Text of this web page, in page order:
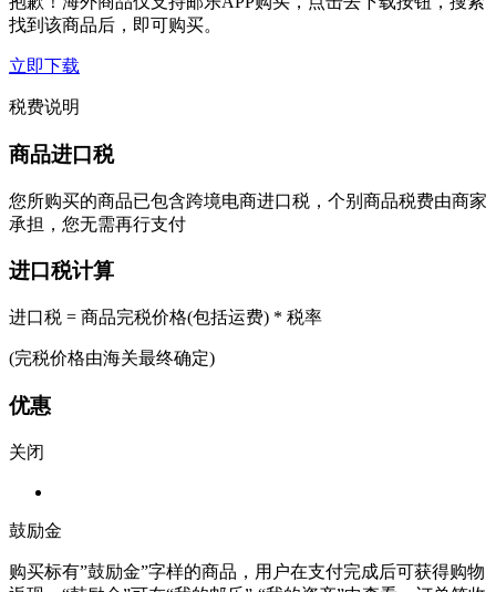
找到该商品后，即可购买。
立即下载
税费说明
商品进口税
您所购买的商品已包含跨境电商进口税，个别商品税费由商家
承担，您无需再行支付
进口税计算
进口税 = 商品完税价格(包括运费) * 税率
(完税价格由海关最终确定)
优惠
关闭
鼓励金
购买标有”鼓励金”字样的商品，用户在支付完成后可获得购物